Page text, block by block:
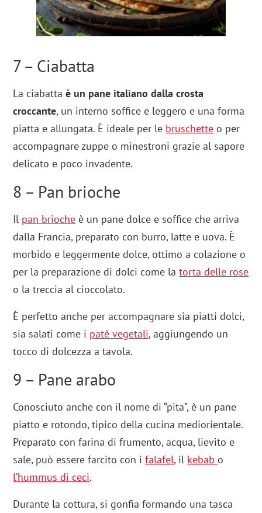
7 – Ciabatta
La ciabattaè un pane italiano dalla crosta
croccante, un interno soffice e leggero e una forma
piatta e allungata. È ideale per le bruschette o per
accompagnare zuppe o minestroni grazie al sapore
delicato e poco invadente.
8 – Pan brioche
Il pan brioche è un pane dolce e soffice che arriva
dalla Francia, preparato con burro, latte e uova. È
morbido e leggermente dolce, ottimo a colazione o
per la preparazione di dolci come latorta delle rose
o la treccia al cioccolato.
È perfetto anche per accompagnare sia piatti dolci,
sia salati come i patè vegetali, aggiungendo un
tocco di dolcezza a tavola.
9 – Pane arabo
Conosciuto anche con il nome di “pita”, è un pane
piatto e rotondo, tipico della cucina mediorientale.
Preparato con farina di frumento, acqua, lievito e
sale, può essere farcito con ifalafel, il kebab o
l’hummus di ceci.
Durante la cottura, si gonfia formando una tasca